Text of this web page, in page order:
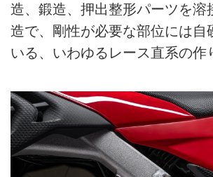
造、鍛造、押出整形パーツを溶
造で、剛性が必要な部位には自
いる、いわゆるレース直系の作